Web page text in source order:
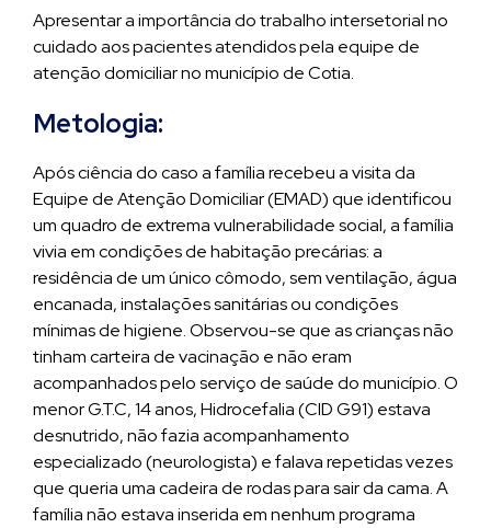
Apresentar a importância do trabalho intersetorial no
cuidado aos pacientes atendidos pela equipe de
atenção domiciliar no município de Cotia.
Metologia:
Após ciência do caso a família recebeu a visita da
Equipe de Atenção Domiciliar (EMAD) que identificou
um quadro de extrema vulnerabilidade social, a família
vivia em condições de habitação precárias: a
residência de um único cômodo, sem ventilação, água
encanada, instalações sanitárias ou condições
mínimas de higiene. Observou-se que as crianças não
tinham carteira de vacinação e não eram
acompanhados pelo serviço de saúde do município. O
menor G.T.C, 14 anos, Hidrocefalia (CID G91) estava
desnutrido, não fazia acompanhamento
especializado (neurologista) e falava repetidas vezes
que queria uma cadeira de rodas para sair da cama. A
família não estava inserida em nenhum programa